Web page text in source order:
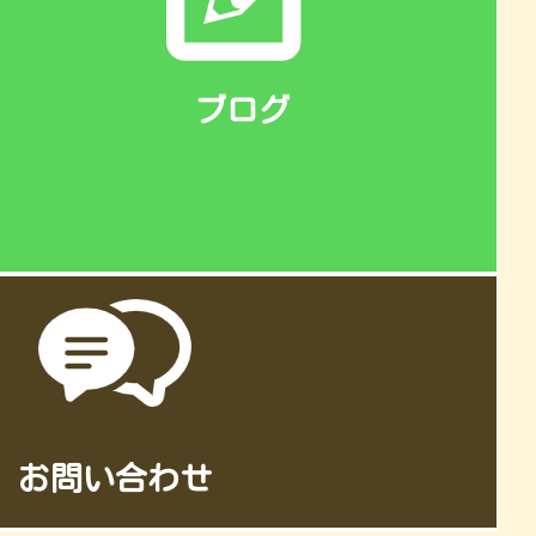
ブログ
お問い合わせ